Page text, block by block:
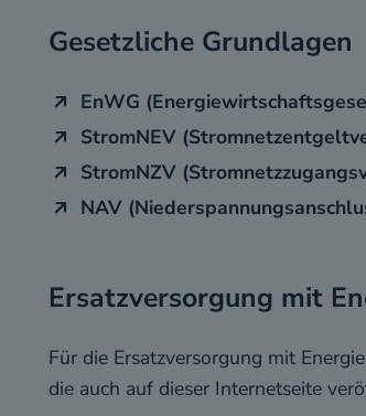
Gesetzliche Grundlagen
EnWG
StromNEV
StromNZV
NAV
Ersatzversorgung mit
Für die Ersatzversorgung mit
die auch auf dieser Internetseite